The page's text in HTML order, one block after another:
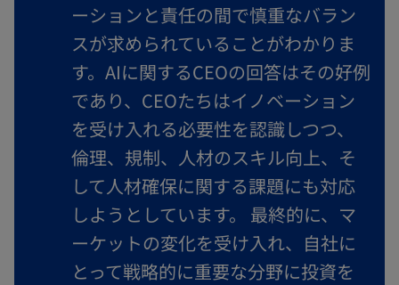
ーションと責任の間で慎重なバラン
スが求められていることがわかりま
す。AIに関するCEOの回答はその好例
であり、CEOたちはイノベーション
を受け入れる必要性を認識しつつ、
倫理、規制、人材のスキル向上、そ
して人材確保に関する課題にも対応
しようとしています。 最終的に、マ
ーケットの変化を受け入れ、自社に
とって戦略的に重要な分野に投資を